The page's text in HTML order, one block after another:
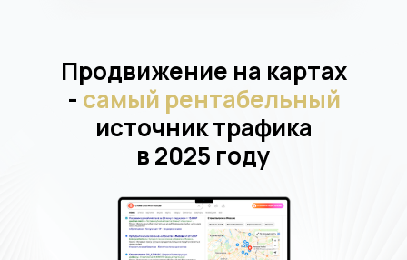
Продвижение на картах
- самый рентабельный
источник трафика
в 2025 году